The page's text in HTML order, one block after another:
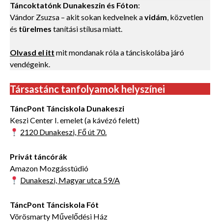
Táncoktatónk Dunakeszin és Fóton:
Vándor Zsuzsa – akit sokan kedvelnek avidám, közvetlen
és türelmes tanítási stílusa miatt.
Olvasd el itt mit mondanak róla a tánciskolába járó
vendégeink.
Társastánc tanfolyamok helyszínei
TáncPont Tánciskola Dunakeszi
Keszi Center I. emelet (a kávézó felett)
2120 Dunakeszi, Fő út 70.
Privát táncórák
Amazon Mozgásstúdió
Dunakeszi, Magyar utca 59/A
TáncPont Tánciskola Fót
Vörösmarty Művelődési Ház